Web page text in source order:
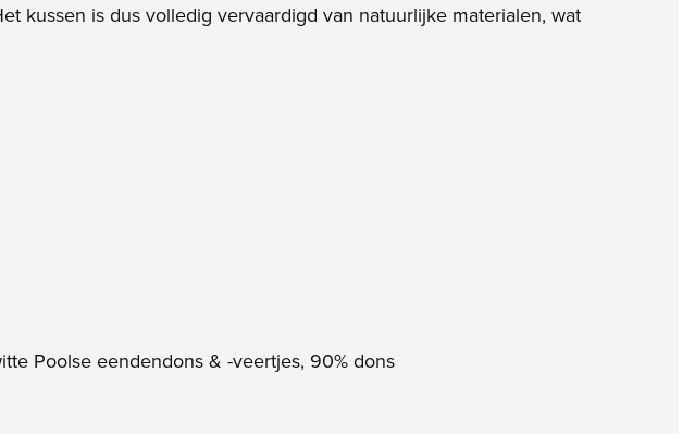
kussen is dus volledig vervaardigd van natuurlijke materialen, wat
Poolse eendendons & -veertjes, 90% dons